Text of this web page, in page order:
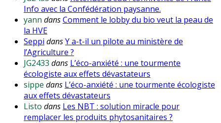
Info avec la Confédération paysanne.
yann dansComment le lobby du bio veut la peau de
la HVE
Seppi dansY a-t-il un pilote au ministère de
l’Agriculture ?
JG2433 dans L’éco-anxiété : une tourmente
écologiste aux effets dévastateurs
sippe dans L’éco-anxiété : une tourmente écologiste
aux effets dévastateurs
Listo dans Les NBT : solution miracle pour
remplacer les produits phytosanitaires ?